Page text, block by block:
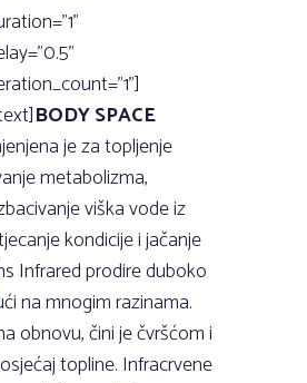
BODY SPACE
je za topljenje
metabolizma,
viška vode iz
kondicije i jačanje
Infrared prodire duboko
na mnogim razinama.
obnovu, čini je čvršćom i
topline. Infracrvene